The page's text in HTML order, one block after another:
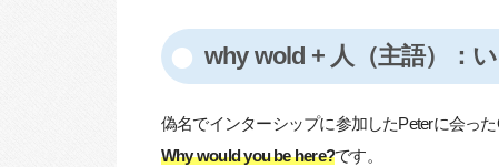
why wold + 人（主語）：
偽名でインターシップに参加したPeterに会っ
Why would you be here?です。